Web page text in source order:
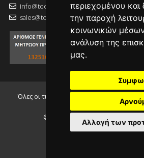
info@tool-market.gr
sales@tool-market.gr
Όλες οι τιμές που αναγράφονται
24.00%
© 2026, tool-market.gr - Powered
περιεχομένου και
την παροχή
κοινωνικών
ανάλυση της
μας.
Αλλαγή των